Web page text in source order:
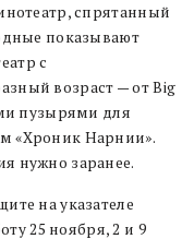
спрятанный
показывают
с
возраст — от Big
пузырями для
«Хроник Нарнии».
нужно заранее.
на указателе
25 ноября, 2 и 9